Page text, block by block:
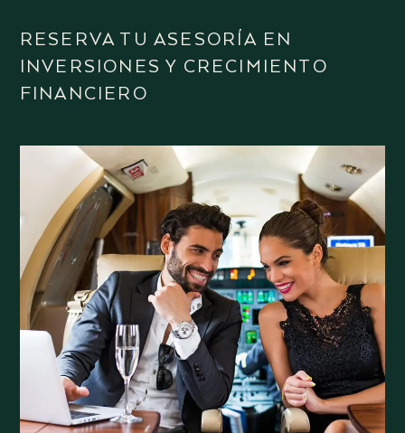
RESERVA TU ASESORÍA EN
INVERSIONES Y CRECIMIENTO
FINANCIERO